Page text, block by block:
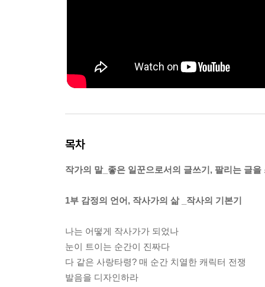
목차
작가의 말_좋은 일꾼으로서의 글쓰기, 팔리는 글
1부 감정의 언어, 작사가의 삶 _작사의 기본기
나는 어떻게 작사가가 되었나
눈이 트이는 순간이 진짜다
다 같은 사랑타령? 매 순간 치열한 캐릭터 전쟁
발음을 디자인하라